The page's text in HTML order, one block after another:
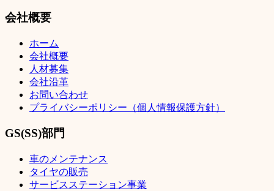
会社概要
ホーム
会社概要
人材募集
会社沿革
お問い合わせ
プライバシーポリシー（個人情報保護方針）
GS(SS)部門
車のメンテナンス
タイヤの販売
サービスステーション事業